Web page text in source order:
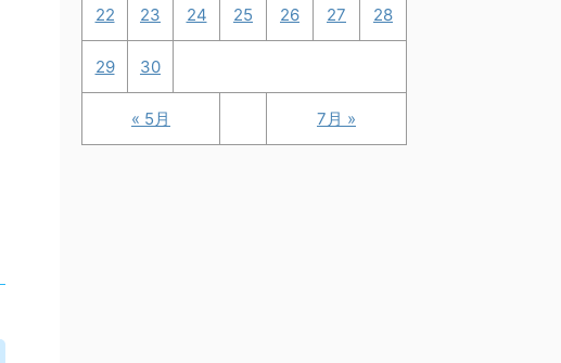
« 5月 7月 »
22 23 24 25 26 27 28
29 30